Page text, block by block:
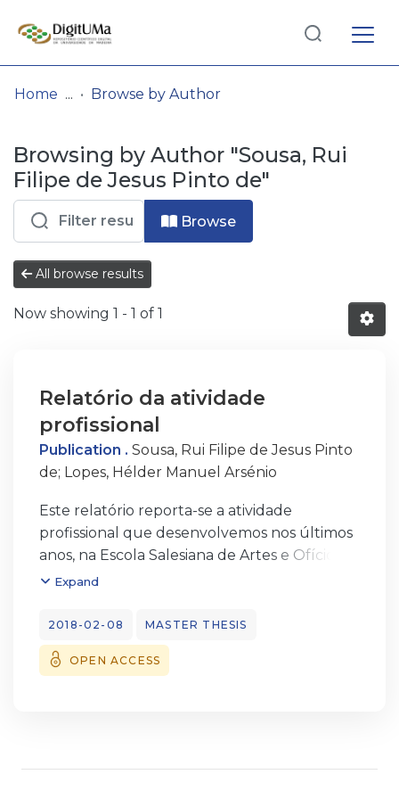
& Collections
Browse repository
Entities
Log
In(current)
Home Browse by Author
Browsing by Author "Sousa, Rui
Filipe de Jesus Pinto de"
Browse
All browse results
Now showing 1 - 1 of 1
Relatório da atividade
profissional
Publication . Sousa, Rui Filipe de Jesus Pinto
de; Lopes, Hélder Manuel Arsénio
Este relatório reporta-se a atividade
profissional que desenvolvemos nos últimos
anos, na Escola Salesiana de Artes e Ofícios,
Escola EB1/JI Espinho nº2, Escola S/3
Básica e Secundária Dr. Luís Maurílio da Silva
Dantas. É um relatório essencialmente
reflexivo da nossa prática profissional com
Expand
2018-02-08 MASTER THESIS
OPEN ACCESS